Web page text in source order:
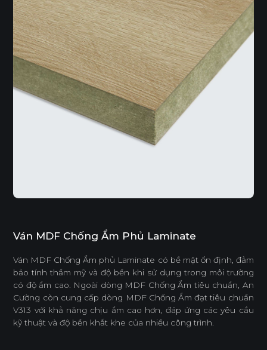
Ván MDF Chống Ẩm Phủ Laminate
Ván MDF Chống Ẩm phủ Laminate có bề mặt ổn định, đảm
bảo tính thẩm mỹ và độ bền khi sử dụng trong môi trường
có độ ẩm cao. Ngoài dòng MDF Chống Ẩm tiêu chuẩn, An
Cường còn cung cấp dòng MDF Chống Ẩm đạt tiêu chuẩn
V313 với khả năng chịu ẩm cao hơn, đáp ứng các yêu cầu
kỹ thuật và độ bền khắt khe của nhiều công trình.